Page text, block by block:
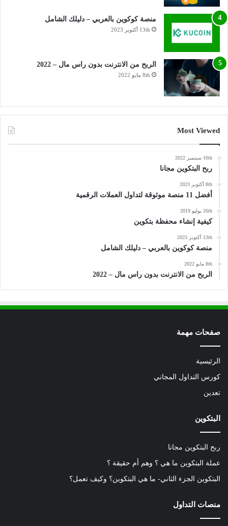
منصة كوكوين بالعربي – دليلك الشامل
13th أكتوبر 2023
الربح من الانترنت بدون راس مال – 2022
8th مايو 2022
Most Viewed
10th سبتمبر 2022
ربح البتكوين مجانا
8th أكتوبر 2023
أفضل 11 منصة موثوقة لتداول العملات الرقمية
26th يوليو 2019
كيفية إنشاء محفظة بتكوين
13th أكتوبر 2023
منصة كوكوين بالعربي – دليلك الشامل
8th مايو 2022
الربح من الانترنت بدون راس مال – 2022
صفحات مهمة
الرئيسية
كورس التداول المجاني
تعدين
البتكوين
ربح البتكوين مجانا
عملة البتكوين ما هي ؟ وهم أم حقيقة ؟
البتكوين الجزء الثاني- ما هي البتكوين؟ وكيف تعمل؟
منصات التداول